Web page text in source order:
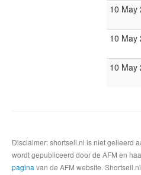
10 May
10 May
10 May
Disclaimer: shortsell.nl is niet gelieerd
wordt gepubliceerd door de AFM en
pagina van de AFM website.